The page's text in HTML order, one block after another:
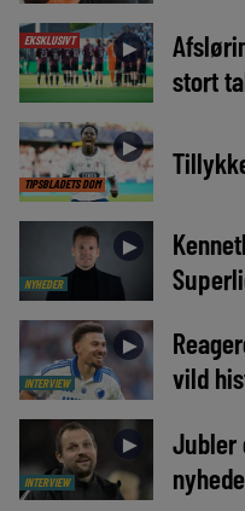
EKSKLUSIVT ►
stort
TIPSBLADETS DOM
►
NYHEDER
►
INTERVIEW
►
vild
INTERVIEW
►
Jubler